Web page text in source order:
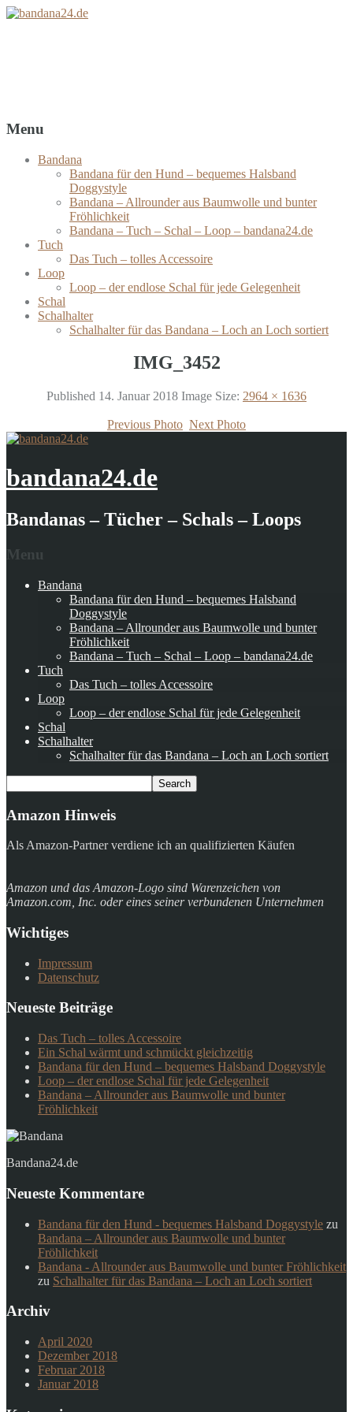
Menu
Bandana
Bandana für den Hund – bequemes Halsband
Doggystyle
Bandana – Allrounder aus Baumwolle und bunter
Fröhlichkeit
Bandana – Tuch – Schal – Loop – bandana24.de
Tuch
Das Tuch – tolles Accessoire
Loop
Loop – der endlose Schal für jede Gelegenheit
Schal
Schalhalter
Schalhalter für das Bandana – Loch an Loch sortiert
IMG_3452
Published 14. Januar 2018 Image Size: 2964 × 1636
Previous Photo Next Photo
bandana24.de
Bandanas – Tücher – Schals – Loops
Menu
Bandana
Bandana für den Hund – bequemes Halsband
Doggystyle
Bandana – Allrounder aus Baumwolle und bunter
Fröhlichkeit
Bandana – Tuch – Schal – Loop – bandana24.de
Tuch
Das Tuch – tolles Accessoire
Loop
Loop – der endlose Schal für jede Gelegenheit
Schal
Schalhalter
Schalhalter für das Bandana – Loch an Loch sortiert
Amazon Hinweis
Als Amazon-Partner verdiene ich an qualifizierten Käufen
Amazon und das Amazon-Logo sind Warenzeichen von
Amazon.com, Inc. oder eines seiner verbundenen Unternehmen
Wichtiges
Impressum
Datenschutz
Neueste Beiträge
Das Tuch – tolles Accessoire
Ein Schal wärmt und schmückt gleichzeitig
Bandana für den Hund – bequemes Halsband Doggystyle
Loop – der endlose Schal für jede Gelegenheit
Bandana – Allrounder aus Baumwolle und bunter
Fröhlichkeit
Bandana24.de
Neueste Kommentare
Bandana für den Hund - bequemes Halsband Doggystyle zu
Bandana – Allrounder aus Baumwolle und bunter
Fröhlichkeit
Bandana - Allrounder aus Baumwolle und bunter Fröhlichkeit
zu Schalhalter für das Bandana – Loch an Loch sortiert
Archiv
April 2020
Dezember 2018
Februar 2018
Januar 2018